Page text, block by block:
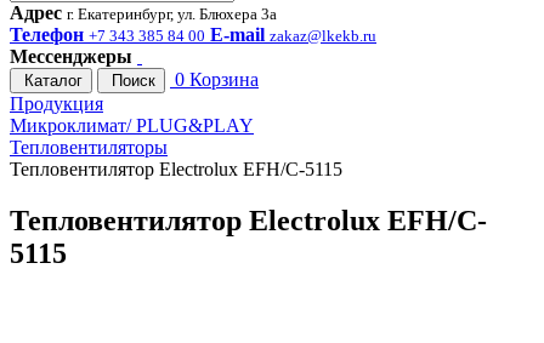
Адрес г. Екатеринбург, ул. Блюхера 3а
Телефон +7 343 385 84 00 E-mail zakaz@lkekb.ru
Мессенджеры
Каталог Поиск 0 Корзина
Продукция
Микроклимат/ PLUG&PLAY
Тепловентиляторы
Тепловентилятор Electrolux EFH/C-5115
Тепловентилятор Electrolux EFH/C-
5115